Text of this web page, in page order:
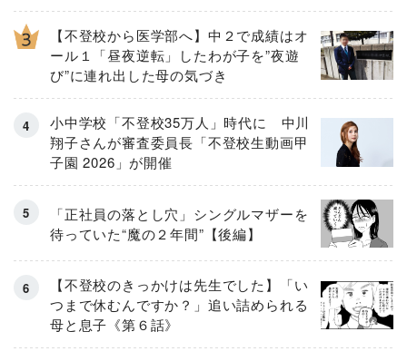
【不登校から医学部へ】中２で成績はオ
ール１「昼夜逆転」したわが子を”夜遊
び”に連れ出した母の気づき
小中学校「不登校35万人」時代に 中川
翔子さんが審査委員長「不登校生動画甲
子園 2026」が開催
「正社員の落とし穴」シングルマザーを
待っていた“魔の２年間”【後編】
【不登校のきっかけは先生でした】「い
つまで休むんですか？」追い詰められる
母と息子《第６話》